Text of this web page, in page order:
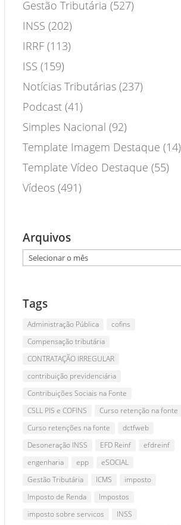
Gestão Tributária (527)
INSS (202)
IRRF(113)
ISS (159)
Notícias Tributárias(237)
Podcast(41)
Simples Nacional (92)
Template Imagem Destaque (14)
Template Vídeo Destaque (55)
Vídeos(491)
Arquivos
Arquivos
Tags
Administração Pública
cofins
Compensação tributária
CONTRATAÇÃO IRREGULAR
contribuição previdenciária
Contribuições Sociais na Fonte
CSLL PIS e COFINS
Curso retenção na fonte
Curso retenções na fonte
dctfweb
Desoneração INSS
EFD Reinf
efdreinf
engenharia
epp
eSOCIAL
Gestão Tributária
ICMS
imposto
Imposto de Renda
Impostos
imposto sobre servicos
INSS